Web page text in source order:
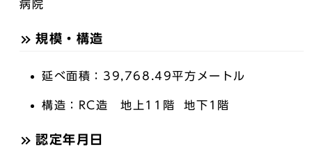
病院
規模・構造
延べ面積：39,768.49平方メートル
構造：RC造 地上11階 地下1階
認定年月日